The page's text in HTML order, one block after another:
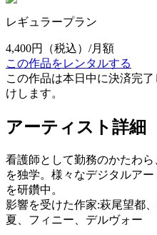
レギュラープラン
4,400円
（税込）/月額
この作品をレンタルする
この作品は本日中に決済完了
けします。
アーティスト詳細
看護師として勤務のかたわ
を独学。様々なデジタルア
を研鑽中。
影響を受けた作家:萩尾望都
夏、フィニー、デルヴォー